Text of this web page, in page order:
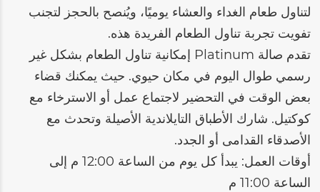
لتناول طعام الغداء والعشاء يوميًا، ويُنصح بالحجز لتجنب
تفويت تجربة تناول الطعام الفريدة هذه.
تقدم صالة Platinum إمكانية تناول الطعام بشكل غير
رسمي طوال اليوم في مكان حيوي. حيث يمكنك قضاء
بعض الوقت في التحضير لاجتماع عمل أو الاسترخاء مع
كوكتيل. شارك الأطباق التايلاندية الأصيلة وتحدث مع
الأصدقاء القدامى أو الجدد.
أوقات العمل: يبدأ كل يوم من الساعة 12:00 م إلى
الساعة 11:00 م